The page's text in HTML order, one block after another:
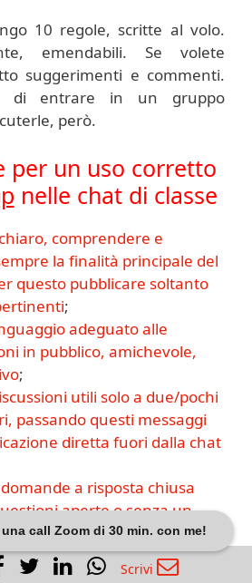
call Zoom di 30 min. con me!
10 regole, scritte al volo.
emendabili. Se volete
suggerimenti e commenti.
di entrare in un gruppo
però.
per un uso corretto
nelle chat di classe
comprendere e
la finalità principale del
questo pubblicare soltanto
;
adeguato alle
in pubblico, amichevole,
;
utili solo a due/pochi
passando questi messaggi
diretta fuori dalla chat
a risposta chiusa
aperte o senza un
;
importanti prima di
Scrivi